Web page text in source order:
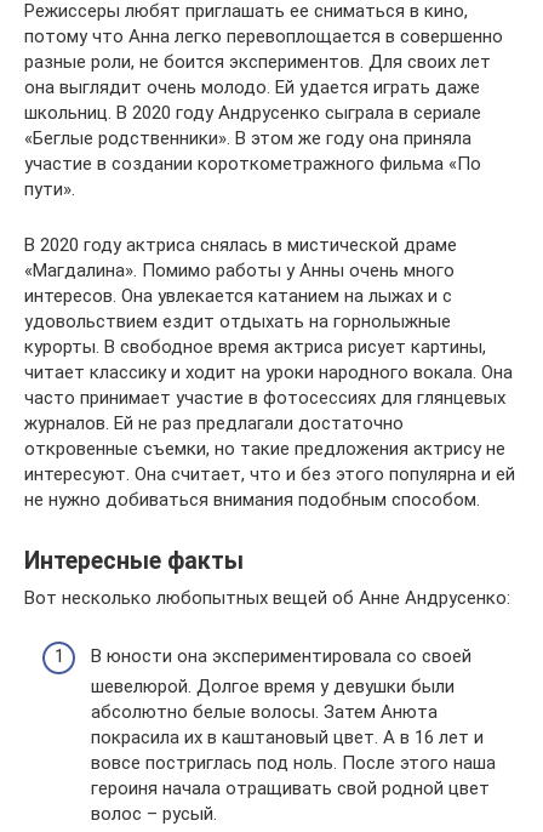
Режиссеры любят приглашать ее сниматься в кино,
потому что Анна легко перевоплощается в совершенно
разные роли, не боится экспериментов. Для своих лет
она выглядит очень молодо. Ей удается играть даже
школьниц. В 2020 году Андрусенко сыграла в сериале
«Беглые родственники». В этом же году она приняла
участие в создании короткометражного фильма «По
пути».
В 2020 году актриса снялась в мистической драме
«Магдалина». Помимо работы у Анны очень много
интересов. Она увлекается катанием на лыжах и с
удовольствием ездит отдыхать на горнолыжные
курорты. В свободное время актриса рисует картины,
читает классику и ходит на уроки народного вокала. Она
часто принимает участие в фотосессиях для глянцевых
журналов. Ей не раз предлагали достаточно
откровенные съемки, но такие предложения актрису не
интересуют. Она считает, что и без этого популярна и ей
не нужно добиваться внимания подобным способом.
Интересные факты
Вот несколько любопытных вещей об Анне Андрусенко:
В юности она экспериментировала со своей
шевелюрой. Долгое время у девушки были
абсолютно белые волосы. Затем Анюта
покрасила их в каштановый цвет. А в 16 лет и
вовсе постриглась под ноль. После этого наша
героиня начала отращивать свой родной цвет
волос – русый.